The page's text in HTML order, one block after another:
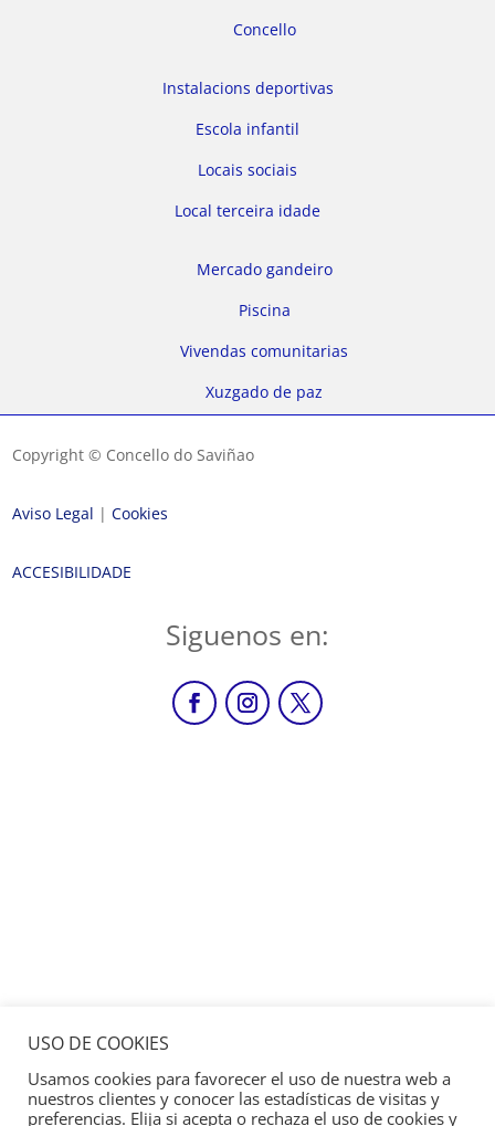
Concello
Instalacions deportivas
Escola infantil
Locais sociais
Local terceira idade
Mercado gandeiro
Piscina
Vivendas comunitarias
Xuzgado de paz
Copyright © Concello do Saviñao
Aviso Legal |Cookies
ACCESIBILIDADE
Siguenos en:
USO DE COOKIES
Usamos cookies para favorecer el uso de nuestra web a
nuestros clientes y conocer las estadísticas de visitas y
preferencias. Elija si acepta o rechaza el uso de cookies y